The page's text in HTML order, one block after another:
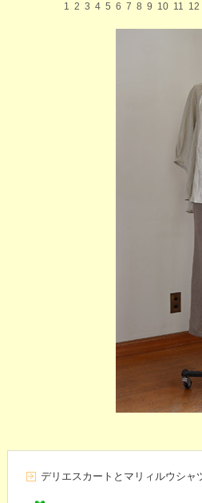
1 2 3 4 5 6 7 8 9 10 11 12
デリエスカートとマリィルウシャ